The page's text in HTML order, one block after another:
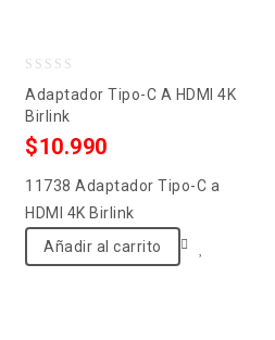
out
of
Adaptador Tipo-C A HDMI 4K
Birlink
$10.990
11738 Adaptador Tipo-C a
HDMI 4K Birlink
Añadir al carrito